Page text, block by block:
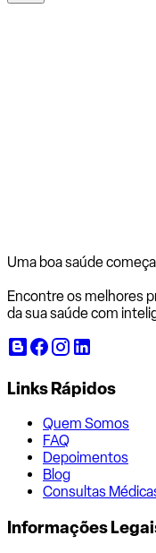
Uma boa saúde
Encontre os melhores
da sua saúde com
Links Rápidos
Quem Somos
FAQ
Depoimentos
Blog
Consultas
Informações